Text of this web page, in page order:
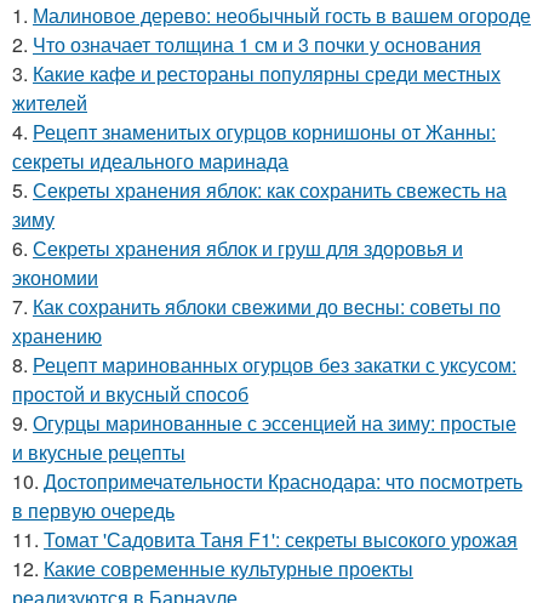
1. Малиновое дерево: необычный гость в вашем огороде
2. Что означает толщина 1 см и 3 почки у основания
3. Какие кафе и рестораны популярны среди местных
жителей
4. Рецепт знаменитых огурцов корнишоны от Жанны:
секреты идеального маринада
5. Секреты хранения яблок: как сохранить свежесть на
зиму
6. Секреты хранения яблок и груш для здоровья и
экономии
7. Как сохранить яблоки свежими до весны: советы по
хранению
8. Рецепт маринованных огурцов без закатки с уксусом:
простой и вкусный способ
9. Огурцы маринованные с эссенцией на зиму: простые
и вкусные рецепты
10. Достопримечательности Краснодара: что посмотреть
в первую очередь
11. Томат 'Садовита Таня F1': секреты высокого урожая
12. Какие современные культурные проекты